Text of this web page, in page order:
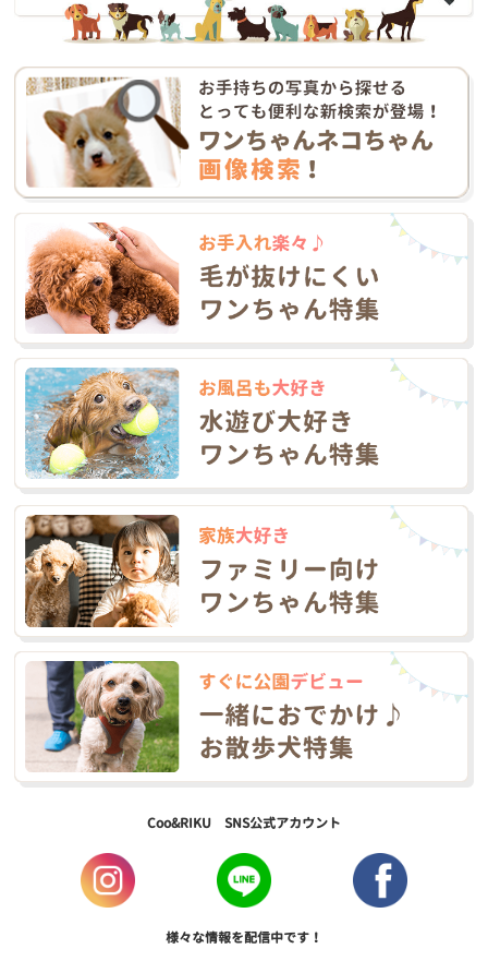
Coo&RIKU SNS公式アカウント
様々な情報を配信中です！